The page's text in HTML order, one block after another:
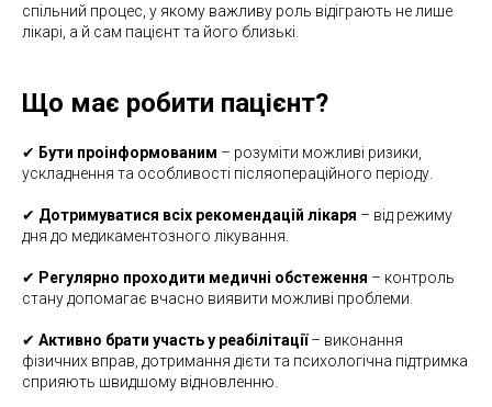
спільний процес, у якому важливу роль відіграють не лише
лікарі, а й сам пацієнт та його близькі.
Що має робити пацієнт?
✔ Бути проінформованим – розуміти можливі ризики,
ускладнення та особливості післяопераційного періоду.
✔ Дотримуватися всіх рекомендацій лікаря – від режиму
дня до медикаментозного лікування.
✔ Регулярно проходити медичні обстеження – контроль
стану допомагає вчасно виявити можливі проблеми.
✔ Активно брати участь у реабілітації– виконання
фізичних вправ, дотримання дієти та психологічна підтримка
сприяють швидшому відновленню.